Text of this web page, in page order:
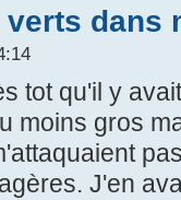
dans
tot qu'il y
moins gros
J'en